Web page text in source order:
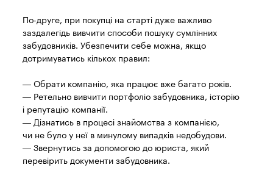
По-друге, при покупці на старті дуже важливо
заздалегідь вивчити способи пошуку сумлінних
забудовників. Убезпечити себе можна, якщо
дотримуватись кількох правил:
— Обрати компанію, яка працює вже багато років.
— Ретельно вивчити портфоліо забудовника, історію
і репутацію компанії.
— Дізнатись в процесі знайомства з компанією,
чи не було у неї в минулому випадків недобудови.
— Звернутись за допомогою до юриста, який
перевірить документи забудовника.